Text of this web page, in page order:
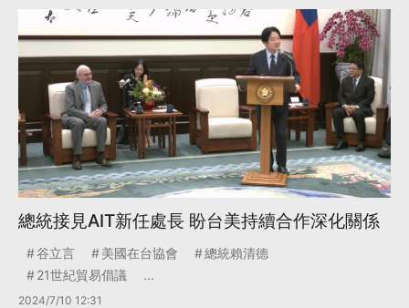
總統接見AIT新任處長 盼台美持續合作深化關係
谷立言 美國在台協會
總統賴清德
21世紀貿易倡議
...
2024/7/10 12:31